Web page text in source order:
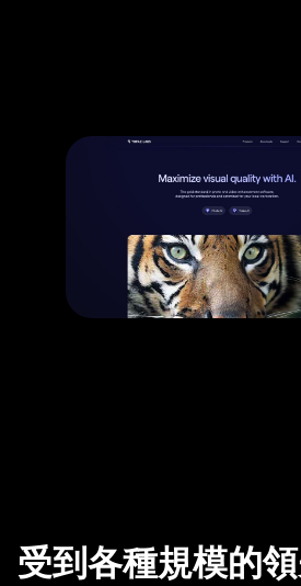
受到各種規模的